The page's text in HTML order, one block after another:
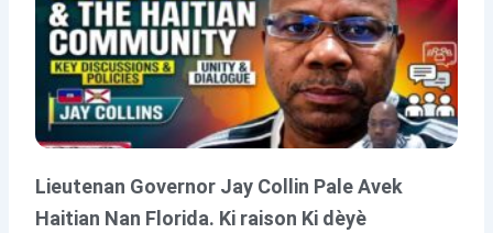
Lieutenan Governor Jay Collin Pale Avek
Haitian Nan Florida. Ki raison Ki dèyè